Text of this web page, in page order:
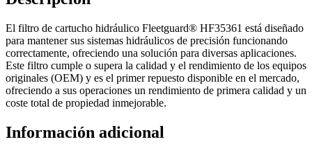
El filtro de cartucho hidráulico Fleetguard® HF35361 está diseñado
para mantener sus sistemas hidráulicos de precisión funcionando
correctamente, ofreciendo una solución para diversas aplicaciones.
Este filtro cumple o supera la calidad y el rendimiento de los equipos
originales (OEM) y es el primer repuesto disponible en el mercado,
ofreciendo a sus operaciones un rendimiento de primera calidad y un
coste total de propiedad inmejorable.
Información adicional